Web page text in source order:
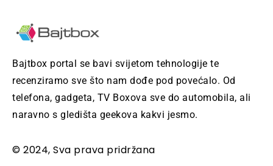
Bajtbox portal se bavi svijetom tehnologije te
recenziramo sve što nam dođe pod povećalo. Od
telefona, gadgeta, TV Boxova sve do automobila, ali
naravno s gledišta geekova kakvi jesmo.
© 2024, Sva prava pridržana